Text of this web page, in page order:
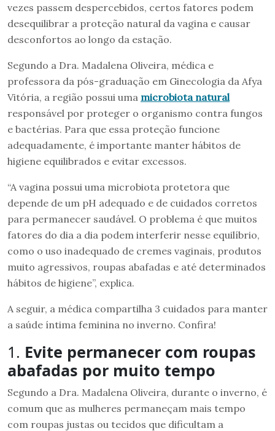
vezes passem despercebidos, certos fatores podem
desequilibrar a proteção natural da vagina e causar
desconfortos ao longo da estação.
Segundo a Dra. Madalena Oliveira, médica e
professora da pós-graduação em Ginecologia da Afya
Vitória, a região possui uma microbiota natural
responsável por proteger o organismo contra fungos
e bactérias. Para que essa proteção funcione
adequadamente, é importante manter hábitos de
higiene equilibrados e evitar excessos.
“A vagina possui uma microbiota protetora que
depende de um pH adequado e de cuidados corretos
para permanecer saudável. O problema é que muitos
fatores do dia a dia podem interferir nesse equilíbrio,
como o uso inadequado de cremes vaginais, produtos
muito agressivos, roupas abafadas e até determinados
hábitos de higiene”, explica.
A seguir, a médica compartilha 3 cuidados para manter
a saúde íntima feminina no inverno. Confira!
1. Evite permanecer com roupas
abafadas por muito tempo
Segundo a Dra. Madalena Oliveira, durante o inverno, é
comum que as mulheres permaneçam mais tempo
com roupas justas ou tecidos que dificultam a